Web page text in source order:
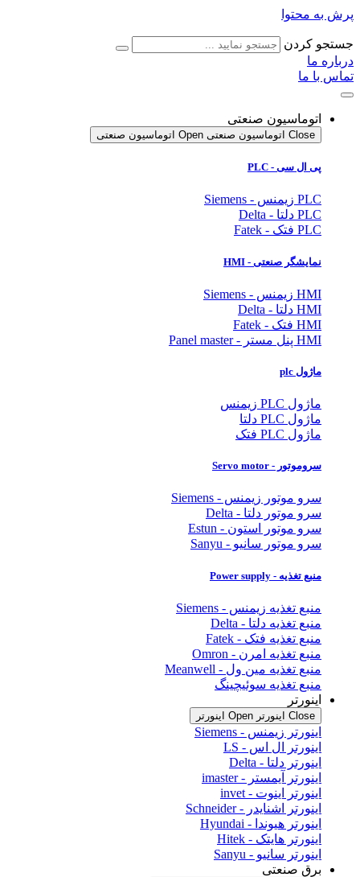
پرش به محتوا
جستجو کردن
درباره ما
تماس با ما
اتوماسیون صنعتی
Close اتوماسیون صنعتی Open اتوماسیون صنعتی
پی ال سی - PLC
PLC زیمنس - Siemens
PLC دلتا - Delta
PLC فتک - Fatek
نمایشگر صنعتی - HMI
HMI زیمنس - Siemens
HMI دلتا - Delta
HMI فتک - Fatek
HMI پنل مستر - Panel master
ماژول plc
ماژول PLC زیمنس
ماژول PLC دلتا
ماژول PLC فتک
سروموتور - Servo motor
سرو موتور زیمنس - Siemens
سرو موتور دلتا - Delta
سرو موتور استون - Estun
سرو موتور سانیو - Sanyu
منبع تغذیه - Power supply
منبع تغذیه زیمنس - Siemens
منبع تغذیه دلتا - Delta
منبع تغذیه فتک - Fatek
منبع تغذیه امرن - Omron
منبع تغذیه مین ول - Meanwell
منبع تغذیه سوئیچینگ
اینورتر
Close اینورتر Open اینورتر
اینورتر زیمنس - Siemens
اینورتر ال اس - LS
اینورتر دلتا - Delta
اینورتر آیمستر - imaster
اینورتر اینوت - invet
اینورتر اشنایدر - Schneider
اینورتر هیوندا - Hyundai
اینورتر هایتک - Hitek
اینورتر سانیو - Sanyu
برق صنعتی